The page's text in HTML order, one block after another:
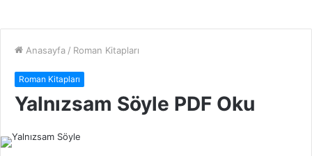
Anasayfa / Roman Kitapları
Roman Kitapları
Yalnızsam Söyle PDF Oku